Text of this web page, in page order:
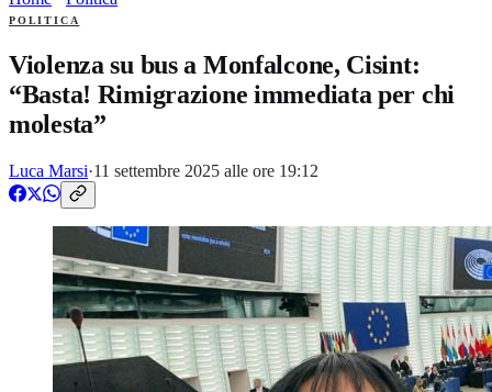
POLITICA
Violenza su bus a Monfalcone, Cisint:
“Basta! Rimigrazione immediata per chi
molesta”
Luca Marsi·11 settembre 2025 alle ore 19:12